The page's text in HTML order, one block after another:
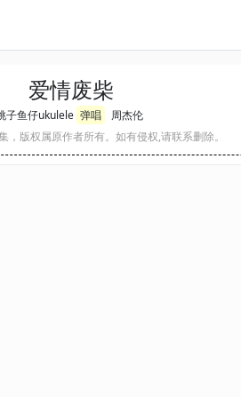
爱情废柴
子鱼仔ukulele 弹唱
周杰伦
，版权属原作者所有。如有侵权,请联系删除。